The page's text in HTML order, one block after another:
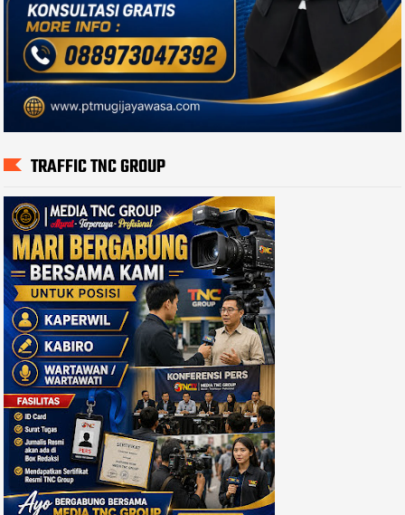
TRAFFIC TNC GROUP